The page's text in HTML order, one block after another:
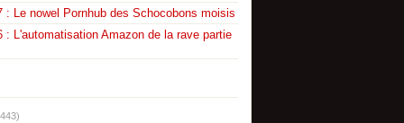
: Le nowel Pornhub des Schocobons moisis
: L'automatisation Amazon de la rave partie